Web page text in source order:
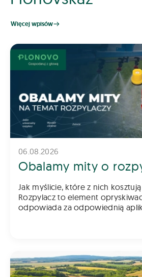
Więcej wpisów
06.08.2026
Obalamy mity o
Jak myślicie, które z nich
Rozpylacz to element
odpowiada za odpowiednią